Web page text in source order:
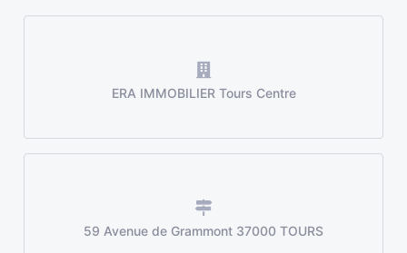
ERA IMMOBILIER Tours Centre
59 Avenue de Grammont 37000 TOURS